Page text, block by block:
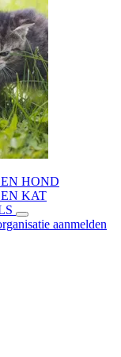
HOND
KAT
aanmelden